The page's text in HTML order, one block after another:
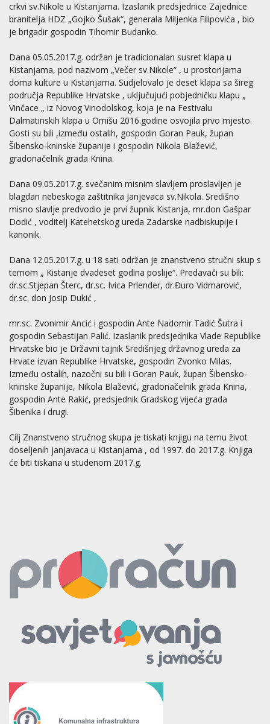
crkvi sv.Nikole u Kistanjama. Izaslanik predsjednice Zajednice
branitelja HDZ „Gojko Šušak“, generala Miljenka Filipovića , bio
je brigadir gospodin Tihomir Budanko.
Dana 05.05.2017.g. održan je tradicionalan susret klapa u
Kistanjama, pod nazivom „Večer sv.Nikole“ , u prostorijama
doma kulture u Kistanjama. Sudjelovalo je deset klapa sa šireg
područja Republike Hrvatske , uključujući pobjedničku klapu „
Vinčace „ iz Novog Vinodolskog, koja je na Festivalu
Dalmatinskih klapa u Omišu 2016.godine osvojila prvo mjesto.
Gosti su bili ,između ostalih, gospodin Goran Pauk, župan
Šibensko-kninske županije i gospodin Nikola Blažević,
gradonačelnik grada Knina.
Dana 09.05.2017.g. svečanim misnim slavljem proslavljen je
blagdan nebeskoga zaštitnika Janjevaca sv.Nikola. Središno
misno slavlje predvodio je prvi župnik Kistanja, mr.don Gašpar
Dodić , voditelj Katehetskog ureda Zadarske nadbiskupije i
kanonik.
Dana 12.05.2017.g. u 18 sati održan je znanstveno stručni skup s
temom „ Kistanje dvadeset godina poslije“. Predavači su bili:
dr.sc.Stjepan Šterc, dr.sc. Ivica Prlender, dr.Đuro Vidmarović,
dr.sc. don Josip Dukić ,
mr.sc. Zvonimir Ancić i gospodin Ante Nadomir Tadić Šutra i
gospodin Sebastijan Palić. Izaslanik predsjednika Vlade Republike
Hrvatske bio je Državni tajnik Središnjeg državnog ureda za
Hrvate izvan Republike Hrvatske, gospodin Zvonko Milas.
Između ostalih, nazočni su bili i Goran Pauk, župan Šibensko-
kninske županije, Nikola Blažević, gradonačelnik grada Knina,
gospodin Ante Rakić, predsjednik Gradskog vijeća grada
Šibenika i drugi.
Cilj Znanstveno stručnog skupa je tiskati knjigu na temu život
doseljenih janjavaca u Kistanjama , od 1997. do 2017.g. Knjiga
će biti tiskana u studenom 2017.g.